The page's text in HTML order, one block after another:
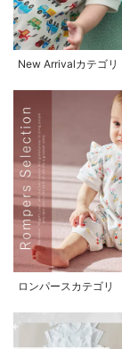
New Arrivalカテゴリ
ロンパースカテゴリ